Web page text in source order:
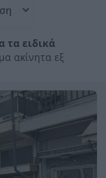
τα ειδικά
ακίνητα εξ